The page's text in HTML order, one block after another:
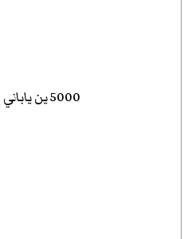
5000 ين ياباني الجديدة (الوجه)